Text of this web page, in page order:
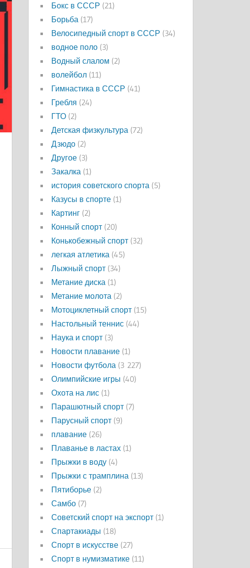
Бокс в СССР (21)
Борьба (17)
Велосипедный спорт в СССР (34)
водное поло (3)
Водный слалом (2)
волейбол (11)
Гимнастика в СССР (41)
Гребля (24)
ГТО (2)
Детская физкультура (72)
Дзюдо (2)
Другое (3)
Закалка (1)
история советского спорта (5)
Казусы в спорте (1)
Картинг (2)
Конный спорт (20)
Конькобежный спорт (32)
легкая атлетика (45)
Лыжный спорт (34)
Метание диска (1)
Метание молота (2)
Мотоциклетный спорт (15)
Настольный теннис (44)
Наука и спорт (3)
Новости плавание (1)
Новости футбола (3 227)
Олимпийские игры (40)
Охота на лис (1)
Парашютный спорт (7)
Парусный спорт (9)
плавание (26)
Плаванье в ластах (1)
Прыжки в воду (4)
Прыжки с трамплина (13)
Пятиборье (2)
Самбо (7)
Советский спорт на экспорт (1)
Спартакиады (18)
Спорт в искусстве (27)
Спорт в нумизматике (11)